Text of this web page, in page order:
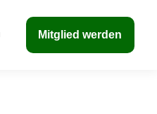
Mitglied werden